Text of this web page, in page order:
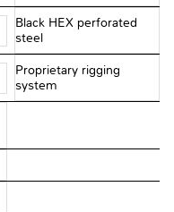
Black HEX perforated
steel
Proprietary rigging
system